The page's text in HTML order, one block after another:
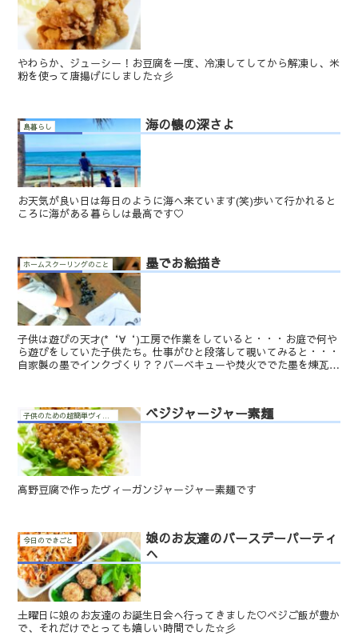
やわらか、ジューシー！お豆腐を一度、冷凍してしてから解凍し、米
粉を使って唐揚げにしました☆彡
島暮らし 海の懐の深さよ
お天気が良い日は毎日のように海へ来ています(笑)歩いて行かれると
ころに海がある暮らしは最高です♡
ホームスクーリングのこと 墨でお絵描き
子供は遊びの天才(*‘∀‘)工房で作業をしていると・・・お庭で何や
ら遊びをしていた子供たち。仕事がひと段落して覗いてみると・・・
自家製の墨でインクづくり？？バーベキューや焚火ででた墨を煉瓦で
ベジジャージャー素麺
高野豆腐で作ったヴィーガンジャージャー素麺です
今日のできごと
娘のお友達のバースデーパーティ
へ
土曜日に娘のお友達のお誕生日会へ行ってきました♡ベジご飯が豊か
で、それだけでとっても嬉しい時間でした☆彡